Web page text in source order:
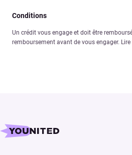
Conditions
Un crédit vous engage et doit être
remboursement avant de vous engager.